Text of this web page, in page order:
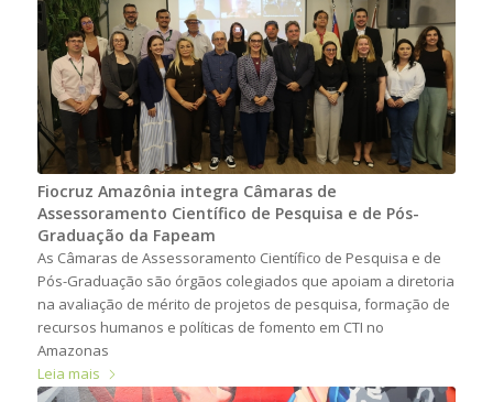
Fiocruz Amazônia integra Câmaras de
Assessoramento Científico de Pesquisa e de Pós-
Graduação da Fapeam
As Câmaras de Assessoramento Científico de Pesquisa e de
Pós-Graduação são órgãos colegiados que apoiam a diretoria
na avaliação de mérito de projetos de pesquisa, formação de
recursos humanos e políticas de fomento em CTI no
Amazonas
Leia mais